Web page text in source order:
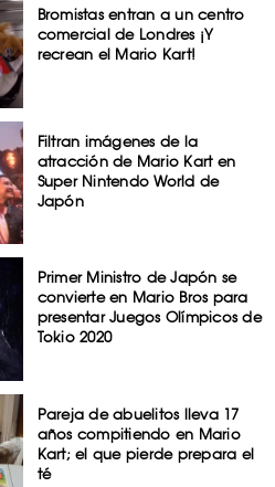
Bromistas entran a un centro
comercial de Londres ¡Y
recrean el Mario Kart!
Filtran imágenes de la
atracción de Mario Kart en
Super Nintendo World de
Japón
Primer Ministro de Japón se
convierte en Mario Bros para
presentar Juegos Olímpicos de
Tokio 2020
Pareja de abuelitos lleva 17
años compitiendo en Mario
Kart; el que pierde prepara el
té